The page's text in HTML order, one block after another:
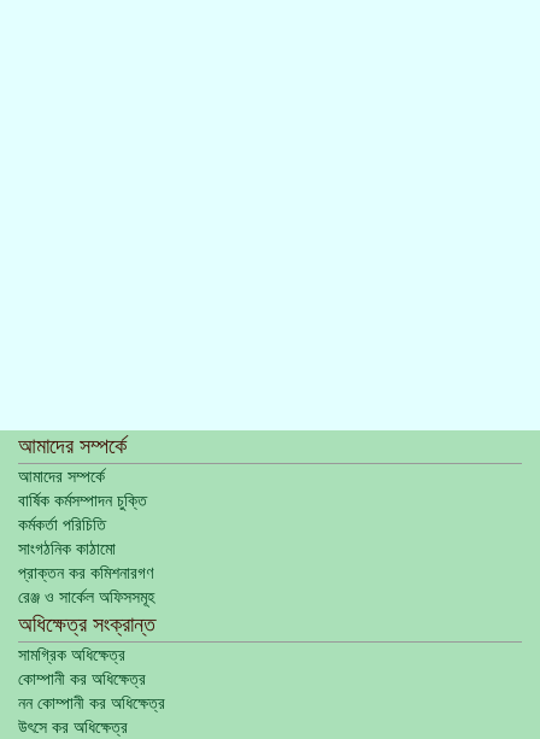
আমাদের সম্পর্কে
আমাদের সম্পর্কে
বার্ষিক কর্মসম্পাদন চুক্তি
কর্মকর্তা পরিচিতি
সাংগঠনিক কাঠামো
প্রাক্তন কর কমিশনারগণ
রেঞ্জ ও সার্কেল অফিসসমূহ
অধিক্ষেত্র সংক্রান্ত
সামগ্রিক অধিক্ষেত্র
কোম্পানী কর অধিক্ষেত্র
নন কোম্পানী কর অধিক্ষেত্র
উৎসে কর অধিক্ষেত্র